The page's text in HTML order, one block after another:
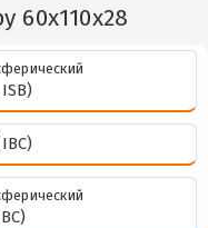
60x110x28